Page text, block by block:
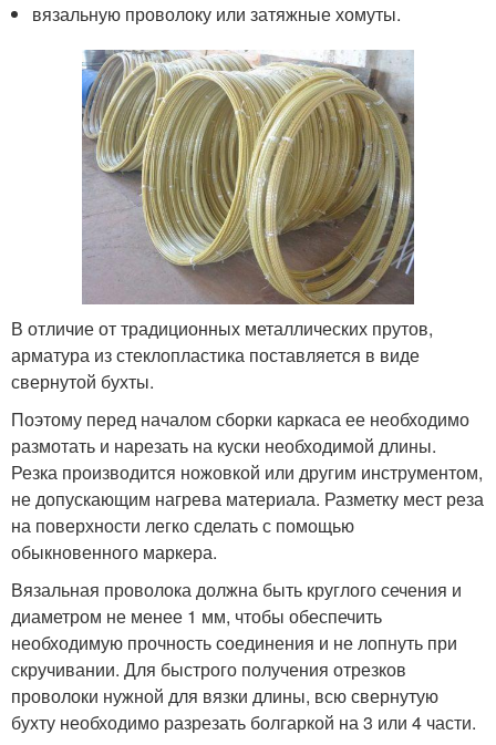
вязальную проволоку или затяжные хомуты.
В отличие от традиционных металлических прутов,
арматура из стеклопластика поставляется в виде
свернутой бухты.
Поэтому перед началом сборки каркаса ее необходимо
размотать и нарезать на куски необходимой длины.
Резка производится ножовкой или другим инструментом,
не допускающим нагрева материала. Разметку мест реза
на поверхности легко сделать с помощью
обыкновенного маркера.
Вязальная проволока должна быть круглого сечения и
диаметром не менее 1 мм, чтобы обеспечить
необходимую прочность соединения и не лопнуть при
скручивании. Для быстрого получения отрезков
проволоки нужной для вязки длины, всю свернутую
бухту необходимо разрезать болгаркой на 3 или 4 части.